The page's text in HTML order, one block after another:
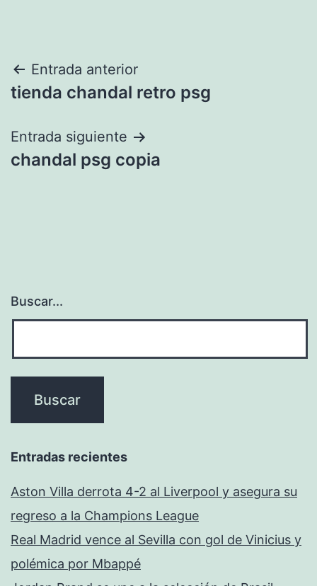
Navegación
de
entradas
Entrada anterior
tienda chandal retro psg
Entrada siguiente
chandal psg copia
Buscar...
Entradas recientes
Aston Villa derrota 4-2 al Liverpool y asegura su
regreso a la Champions League
Real Madrid vence al Sevilla con gol de Vinicius y
polémica por Mbappé